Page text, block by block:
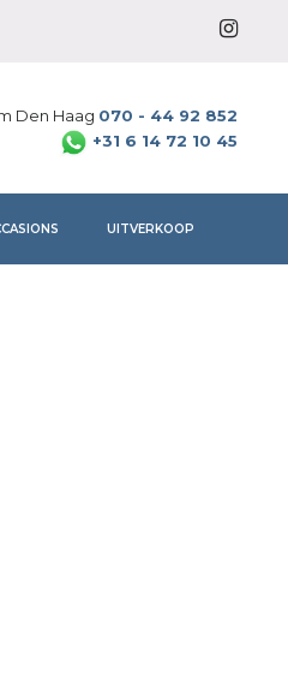
Den Haag 070 - 44 92 852
+31 6 14 72 10 45
UITVERKOOP